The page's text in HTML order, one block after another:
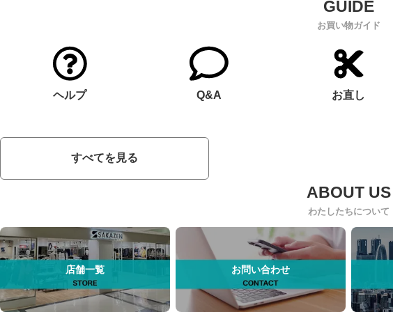
お買い物ガイド
ヘルプ Q&A お直し
すべてを見る
わたしたちについて
店舗一覧 お問い合わせ